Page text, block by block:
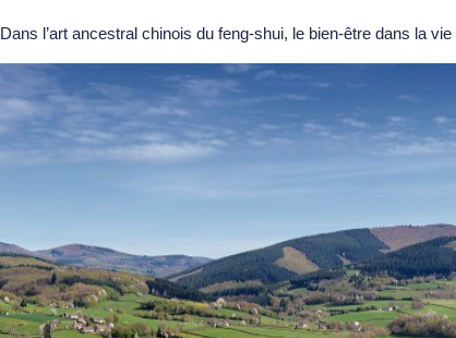
Dans l’art ancestral chinois du feng-shui, le bien-être dans la